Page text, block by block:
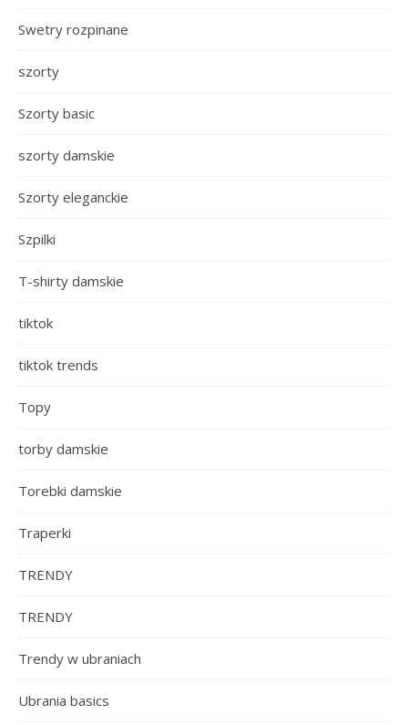
Swetry rozpinane
szorty
Szorty basic
szorty damskie
Szorty eleganckie
Szpilki
T-shirty damskie
tiktok
tiktok trends
Topy
torby damskie
Torebki damskie
Traperki
TRENDY
TRENDY
Trendy w ubraniach
Ubrania basics